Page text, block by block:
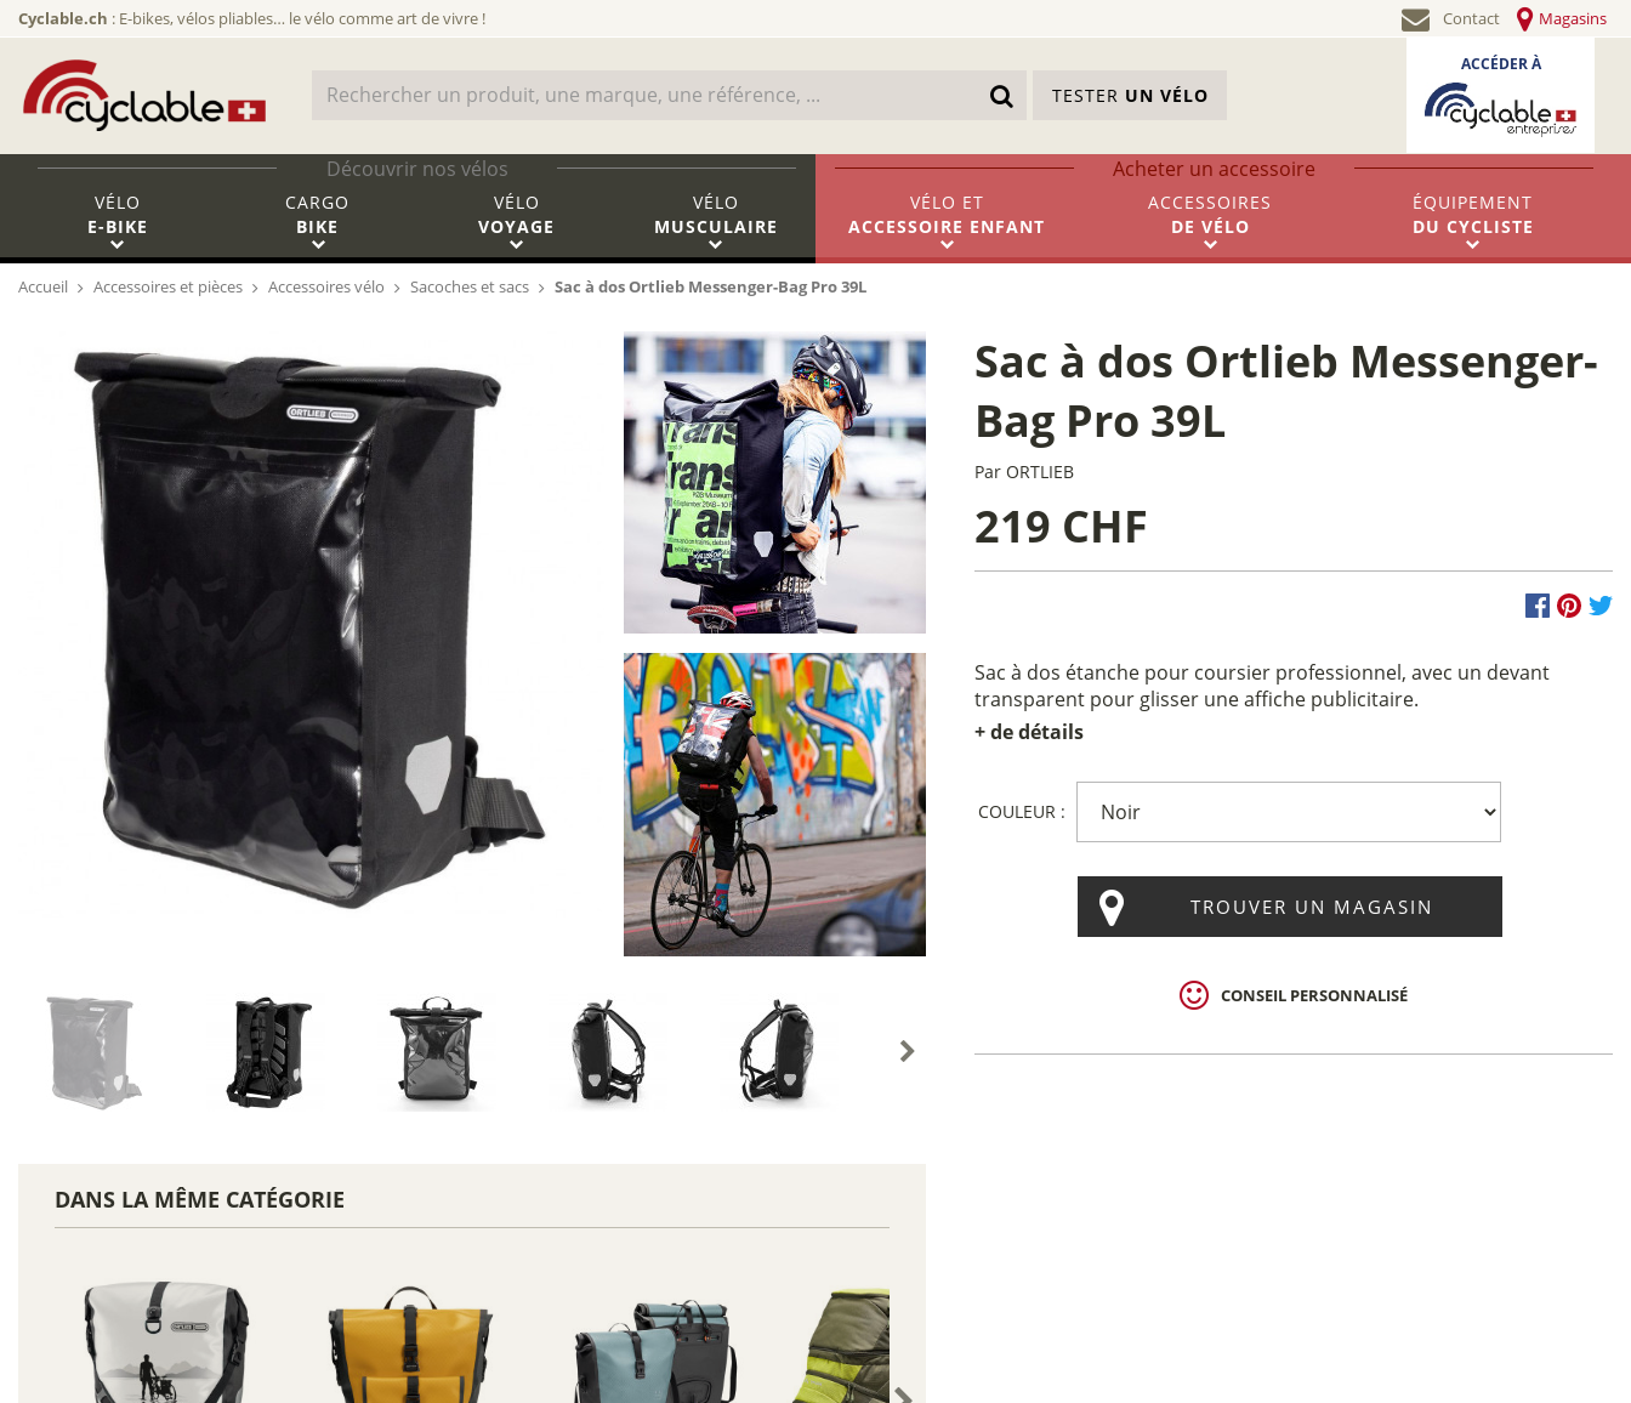
Cyclable.ch : E-bikes, vélos pliables… le vélo comme art de vivre ! Contact Magasins
TESTER UN VÉLO
ACCÉDER À
Découvrir nos vélos Acheter un accessoire
VÉLO
E-BIKE
CARGO
BIKE
VÉLO
VOYAGE
VÉLO
MUSCULAIRE
VÉLO ET
ACCESSOIRE ENFANT
ACCESSOIRES
DE VÉLO
ÉQUIPEMENT
DU CYCLISTE
Accueil Accessoires et pièces Accessoires vélo Sacoches et sacs Sac à dos Ortlieb Messenger-Bag Pro 39L
Sac à dos Ortlieb Messenger-
Bag Pro 39L
ParORTLIEB
219 CHF
Sac à dos étanche pour coursier professionnel, avec un devant
transparent pour glisser une affiche publicitaire.
+ de détails
COULEUR :
TROUVER UN MAGASIN
CONSEIL PERSONNALISÉ
DANS LA MÊME CATÉGORIE